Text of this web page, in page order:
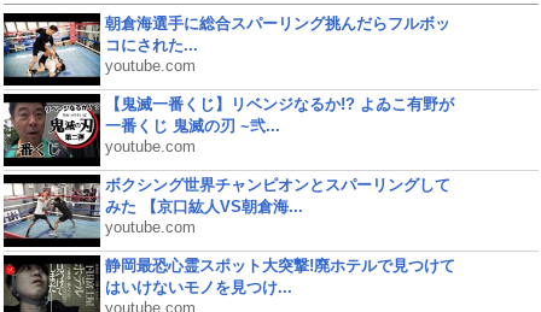
朝倉海選手に総合スパーリング挑んだらフルボッ
コにされた...
youtube.com
【鬼滅一番くじ】リベンジなるか!? よゐこ有野が
一番くじ 鬼滅の刃 ~弐...
youtube.com
ボクシング世界チャンピオンとスパーリングして
みた 【京口紘人VS朝倉海...
youtube.com
静岡最恐心霊スポット大突撃!廃ホテルで見つけて
はいけないモノを見つけ...
youtube.com